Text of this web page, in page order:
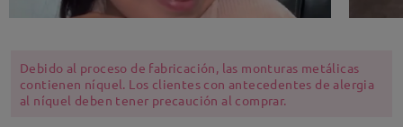
Debido al proceso de fabricación, las monturas metálicas
contienen níquel. Los clientes con antecedentes de alergia
al níquel deben tener precaución al comprar.